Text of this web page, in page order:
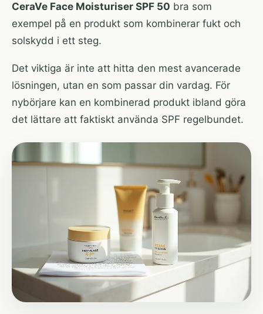
CeraVe Face Moisturiser SPF 50 bra som
exempel på en produkt som kombinerar fukt och
solskydd i ett steg.
Det viktiga är inte att hitta den mest avancerade
lösningen, utan en som passar din vardag. För
nybörjare kan en kombinerad produkt ibland göra
det lättare att faktiskt använda SPF regelbundet.